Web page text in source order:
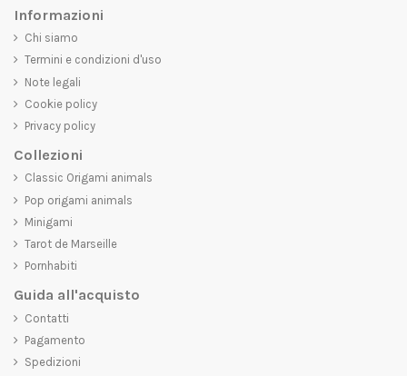
Informazioni
Chi siamo
Termini e condizioni d'uso
Note legali
Cookie policy
Privacy policy
Collezioni
Classic Origami animals
Pop origami animals
Minigami
Tarot de Marseille
Pornhabiti
Guida all'acquisto
Contatti
Pagamento
Spedizioni